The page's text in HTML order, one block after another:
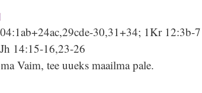
30,31+34; 1Kr 12:3b-7
14:15-16,23-26
Vaim, tee uueks maailma pale.